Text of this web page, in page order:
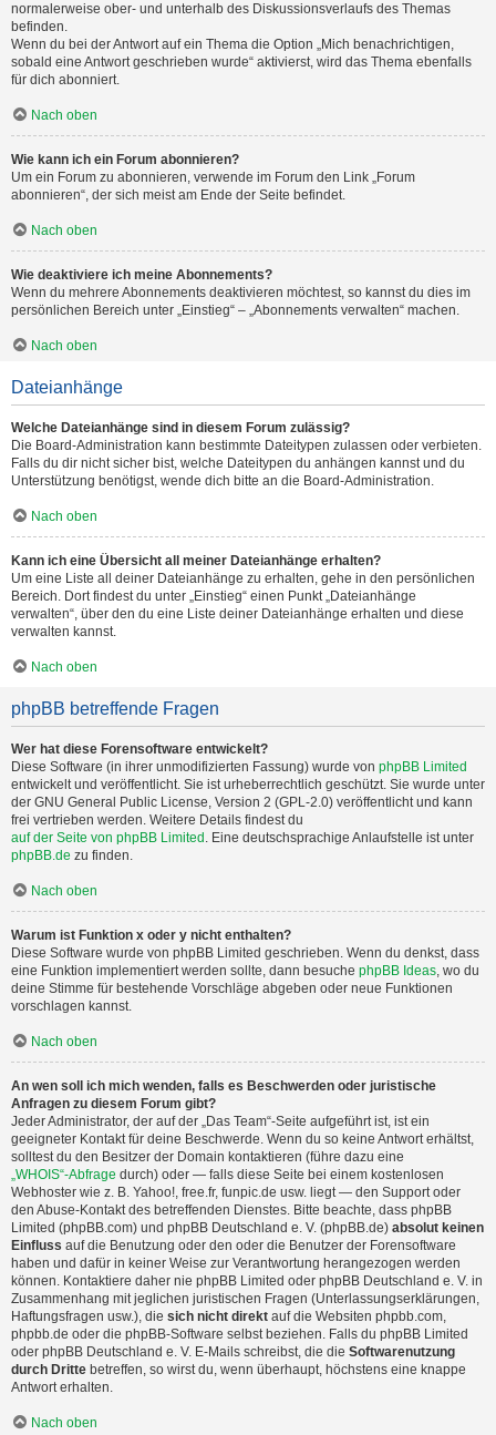
normalerweise ober- und unterhalb des Diskussionsverlaufs des Themas
befinden.
Wenn du bei der Antwort auf ein Thema die Option „Mich benachrichtigen,
sobald eine Antwort geschrieben wurde“ aktivierst, wird das Thema ebenfalls
für dich abonniert.
Nach oben
Wie kann ich ein Forum abonnieren?
Um ein Forum zu abonnieren, verwende im Forum den Link „Forum
abonnieren“, der sich meist am Ende der Seite befindet.
Nach oben
Wie deaktiviere ich meine Abonnements?
Wenn du mehrere Abonnements deaktivieren möchtest, so kannst du dies im
persönlichen Bereich unter „Einstieg“ – „Abonnements verwalten“ machen.
Nach oben
Dateianhänge
Welche Dateianhänge sind in diesem Forum zulässig?
Die Board-Administration kann bestimmte Dateitypen zulassen oder verbieten.
Falls du dir nicht sicher bist, welche Dateitypen du anhängen kannst und du
Unterstützung benötigst, wende dich bitte an die Board-Administration.
Nach oben
Kann ich eine Übersicht all meiner Dateianhänge erhalten?
Um eine Liste all deiner Dateianhänge zu erhalten, gehe in den persönlichen
Bereich. Dort findest du unter „Einstieg“ einen Punkt „Dateianhänge
verwalten“, über den du eine Liste deiner Dateianhänge erhalten und diese
verwalten kannst.
Nach oben
phpBB betreffende Fragen
Wer hat diese Forensoftware entwickelt?
Diese Software (in ihrer unmodifizierten Fassung) wurde von phpBB Limited
entwickelt und veröffentlicht. Sie ist urheberrechtlich geschützt. Sie wurde unter
der GNU General Public License, Version 2 (GPL-2.0) veröffentlicht und kann
frei vertrieben werden. Weitere Details findest du
auf der Seite von phpBB Limited . Eine deutschsprachige Anlaufstelle ist unter
phpBB.de zu finden.
Nach oben
Warum ist Funktion x oder y nicht enthalten?
Diese Software wurde von phpBB Limited geschrieben. Wenn du denkst, dass
eine Funktion implementiert werden sollte, dann besuche phpBB Ideas, wo du
deine Stimme für bestehende Vorschläge abgeben oder neue Funktionen
vorschlagen kannst.
Nach oben
An wen soll ich mich wenden, falls es Beschwerden oder juristische
Anfragen zu diesem Forum gibt?
Jeder Administrator, der auf der „Das Team“-Seite aufgeführt ist, ist ein
geeigneter Kontakt für deine Beschwerde. Wenn du so keine Antwort erhältst,
solltest du den Besitzer der Domain kontaktieren (führe dazu eine
„WHOIS“-Abfrage durch) oder — falls diese Seite bei einem kostenlosen
Webhoster wie z. B. Yahoo!, free.fr, funpic.de usw. liegt — den Support oder
den Abuse-Kontakt des betreffenden Dienstes. Bitte beachte, dass phpBB
Limited (phpBB.com) und phpBB Deutschland e. V. (phpBB.de) absolut keinen
Einfluss auf die Benutzung oder den oder die Benutzer der Forensoftware
haben und dafür in keiner Weise zur Verantwortung herangezogen werden
können. Kontaktiere daher nie phpBB Limited oder phpBB Deutschland e. V. in
Zusammenhang mit jeglichen juristischen Fragen (Unterlassungserklärungen,
Haftungsfragen usw.), die sich nicht direkt auf die Websiten phpbb.com,
phpbb.de oder die phpBB-Software selbst beziehen. Falls du phpBB Limited
oder phpBB Deutschland e. V. E-Mails schreibst, die die Softwarenutzung
durch Dritte betreffen, so wirst du, wenn überhaupt, höchstens eine knappe
Antwort erhalten.
Nach oben